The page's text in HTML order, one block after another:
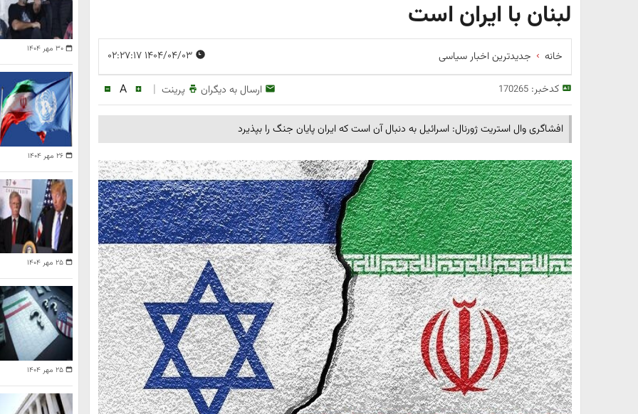
لبنان با ایران است
خانه جدیدترین اخبار سیاسی
کدخبر:170265 ارسال به دیگران پرینت |
A
افشاگری وال استریت ژورنال: اسرائیل به دنبال آن است که ایران پایان جنگ را بپذیرد
۳۰ مهر ۱۴۰۴
۲۶ مهر ۱۴۰۴
۲۵ مهر ۱۴۰۴
۲۵ مهر ۱۴۰۴